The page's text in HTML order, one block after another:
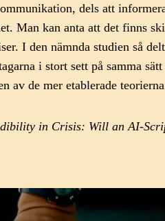
dels att
Man kan anta att det finns
I den nämnda studien så
i stort sett på samma
av de mer etablerade
in Crisis: Will an AI-